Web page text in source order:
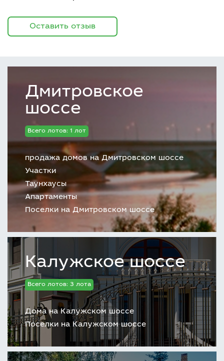
Оставить отзыв
Дмитровское
шоссе
Всего лотов: 1 лот
продажа домов на Дмитровском шоссе
Участки
Таунхаусы
Апартаменты
Поселки на Дмитровском шоссе
Калужское шоссе
Всего лотов: 3 лота
Дома на Калужском шоссе
Поселки на Калужском шоссе